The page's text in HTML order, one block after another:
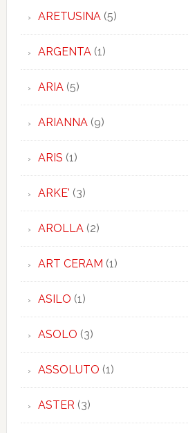
ARETUSINA(5)
ARGENTA(1)
ARIA(5)
ARIANNA(9)
ARIS (1)
ARKE' (3)
AROLLA(2)
ART CERAM (1)
ASILO (1)
ASOLO (3)
ASSOLUTO (1)
ASTER (3)